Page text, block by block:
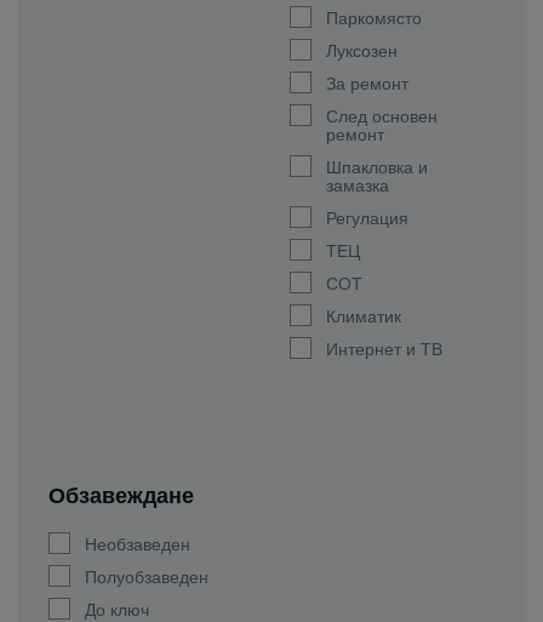
Паркомясто
Луксозен
За ремонт
След основен
ремонт
Шпакловка и
замазка
Регулация
ТЕЦ
СОТ
Климатик
Интернет и ТВ
Обзавеждане
Необзаведен
Полуобзаведен
До ключ